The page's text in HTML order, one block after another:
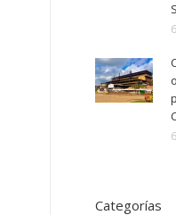
Categorías